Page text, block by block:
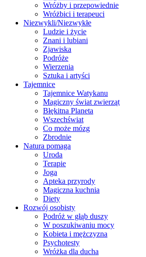
Wróżby i przepowiednie
Wróżbici i terapeuci
Niezwykli/Niezwykłe
Ludzie i życie
Znani i lubiani
Zjawiska
Podróże
Wierzenia
Sztuka i artyści
Tajemnice
Tajemnice Watykanu
Magiczny świat zwierząt
Błękitna Planeta
Wszechświat
Co może mózg
Zbrodnie
Natura pomaga
Uroda
Terapie
Joga
Apteka przyrody
Magiczna kuchnia
Diety
Rozwój osobisty
Podróż w głąb duszy
W poszukiwaniu mocy
Kobieta i mężczyzna
Psychotesty
Wróżka dla ducha